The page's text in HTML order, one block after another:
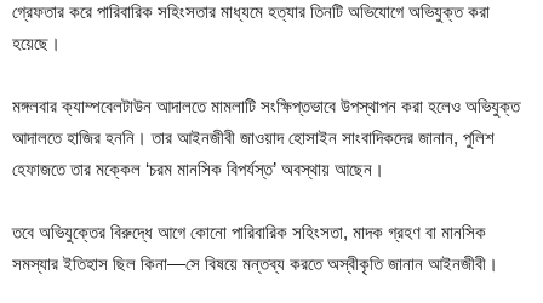
গ্রেফতার করে পারিবারিক সহিংসতার মাধ্যমে হত্যার তিনটি অভিযোগে অভিযুক্ত করা
হয়েছে।
মঙ্গলবার ক্যাম্পবেলটাউন আদালতে মামলাটি সংক্ষিপ্তভাবে উপস্থাপন করা হলেও অভিযুক্ত
আদালতে হাজির হননি। তার আইনজীবী জাওয়াদ হোসাইন সাংবাদিকদের জানান, পুলিশ
হেফাজতে তার মক্কেল ‘চরম মানসিক বিপর্যস্ত’ অবস্থায় আছেন।
তবে অভিযুক্তের বিরুদ্ধে আগে কোনো পারিবারিক সহিংসতা, মাদক গ্রহণ বা মানসিক
সমস্যার ইতিহাস ছিল কিনা—সে বিষয়ে মন্তব্য করতে অস্বীকৃতি জানান আইনজীবী।